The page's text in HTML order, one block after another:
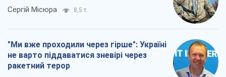
Сергій Місюра 8,5 т.
"Ми вже проходили через гірше": Україні
не варто піддаватися зневірі через
ракетний терор